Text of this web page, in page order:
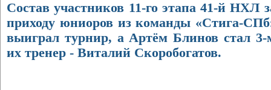
Состав участников 11-го этапа 41-й НХЛ
приходу юниоров из команды «Стига-
выиграл турнир, а Артём Блинов стал
их тренер - Виталий Скоробогатов.